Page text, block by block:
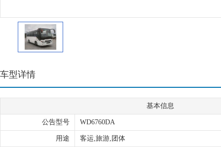
车型详情
基本信息
公告型号 WD6760DA
用途 客运,旅游,团体